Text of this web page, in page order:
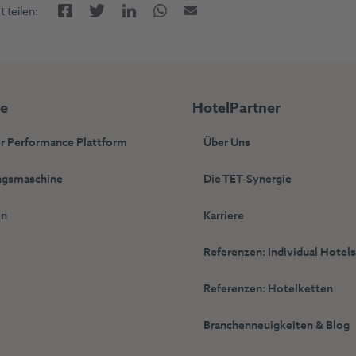
teilen: FacebookTwitterLinkedInTwitterE-Mail
Performance Plattform
HotelPartner
Über Uns
Die TET-Synergie
Karriere
Referenzen: Individual Hotels
Referenzen: Hotelketten
Branchenneuigkeiten & Blog